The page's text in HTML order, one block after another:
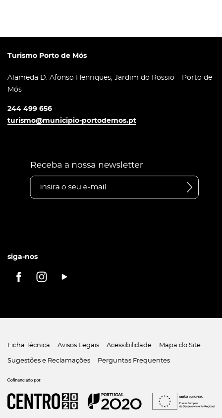
Turismo Porto de Mós
Alameda D. Afonso Henriques, Jardim do Rossio – Porto de
Mós
244 499 656
turismo@municipio-portodemos.pt
siga-nos
Ficha Técnica Avisos Legais Acessibilidade Mapa do Site
Sugestões e Reclamações Perguntas Frequentes